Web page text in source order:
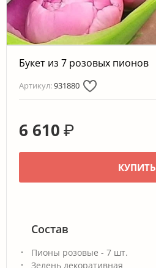
Букет из 7 розовых пионов
Артикул:931880
6 610 ₽
КУПИТЬ
Состав
Пионы розовые - 7 шт.
Зелень декоративная